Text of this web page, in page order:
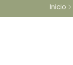
Inicio